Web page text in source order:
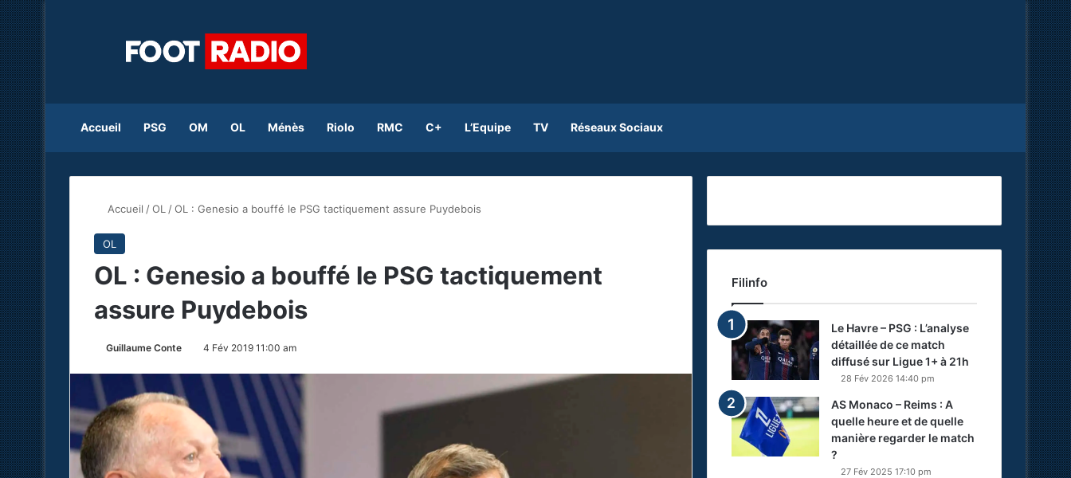
Accueil PSG OM OL Ménès Riolo RMC C+ L’Equipe TV Réseaux Sociaux
Accueil /OL /OL : Genesio a bouffé le PSG tactiquement assure Puydebois
OL
OL : Genesio a bouffé le PSG tactiquement
assure Puydebois
Guillaume Conte 4 Fév 2019 11:00 am
Filinfo
Le Havre – PSG : L’analyse
détaillée de ce match
diffusé sur Ligue 1+ à 21h
28 Fév 2026 14:40 pm
AS Monaco – Reims : A
quelle heure et de quelle
manière regarder le match
?
27 Fév 2025 17:10 pm